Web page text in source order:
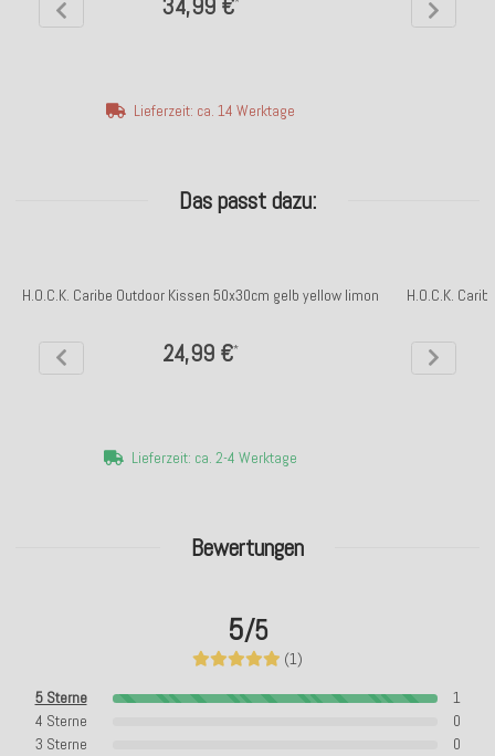
Bewertungen
5/5
(1)
5 Sterne
1
4 Sterne
0
3 Sterne
0
Lieferzeit: ca. 14 Werktage
Das passt dazu:
H.O.C.K. Caribe Outdoor Kissen 50x30cm gelb yellow limon
24,99 €*
Lieferzeit: ca. 2-4 Werktage
H.O.C.K.